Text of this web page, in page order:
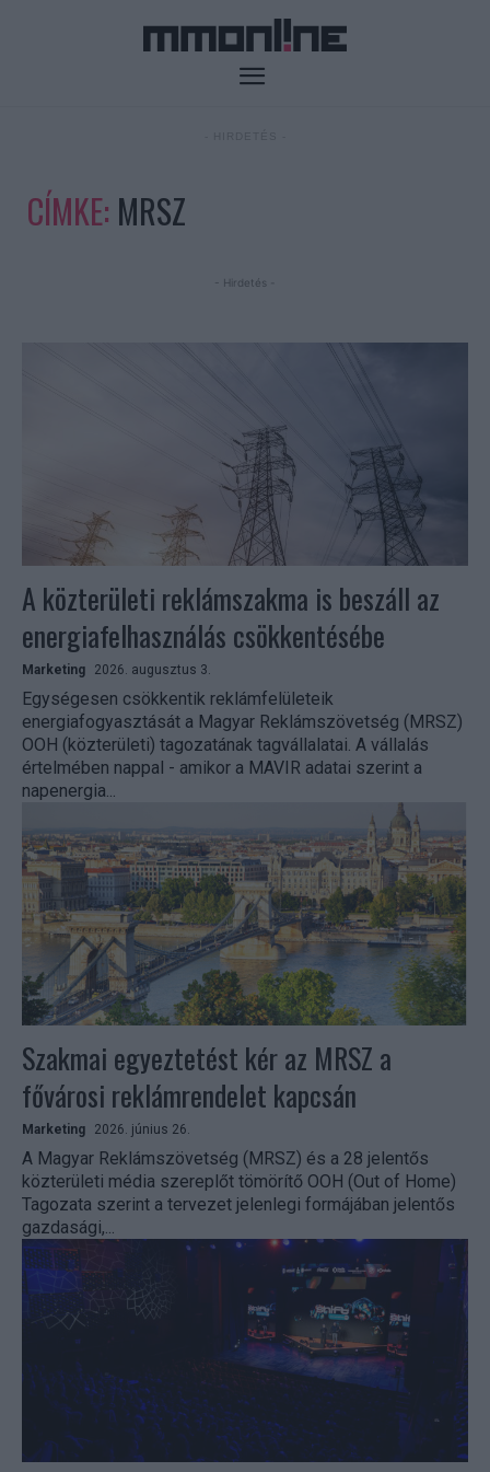
CÍMKE: MRSZ
- Hirdetés -
A közterületi reklámszakma is beszáll az
energiafelhasználás csökkentésébe
Marketing 2026. augusztus 3.
Egységesen csökkentik reklámfelületeik
energiafogyasztását a Magyar Reklámszövetség (MRSZ)
OOH (közterületi) tagozatának tagvállalatai. A vállalás
értelmében nappal - amikor a MAVIR adatai szerint a
napenergia...
Szakmai egyeztetést kér az MRSZ a
fővárosi reklámrendelet kapcsán
Marketing 2026. június 26.
A Magyar Reklámszövetség (MRSZ) és a 28 jelentős
közterületi média szereplőt tömörítő OOH (Out of Home)
Tagozata szerint a tervezet jelenlegi formájában jelentős
gazdasági,...